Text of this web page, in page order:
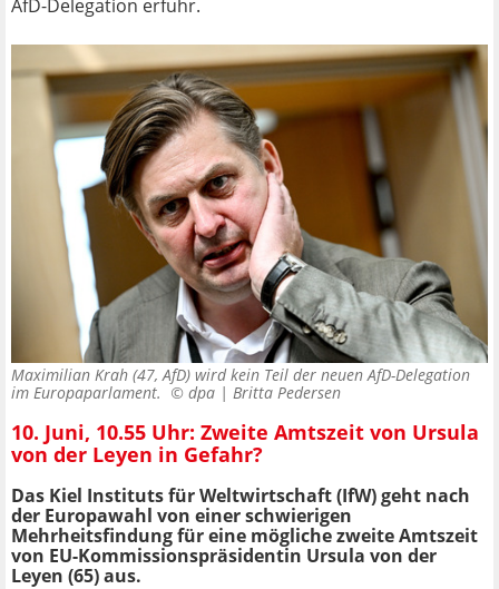
AfD-Delegation erfuhr.
Maximilian Krah (47, AfD) wird kein Teil der neuen AfD-Delegation
im Europaparlament. © dpa | Britta Pedersen
10. Juni, 10.55 Uhr: Zweite Amtszeit von Ursula
von der Leyen in Gefahr?
Das Kiel Instituts für Weltwirtschaft (IfW) geht nach
der Europawahl von einer schwierigen
Mehrheitsfindung für eine mögliche zweite Amtszeit
von EU-Kommissionspräsidentin Ursula von der
Leyen (65) aus.